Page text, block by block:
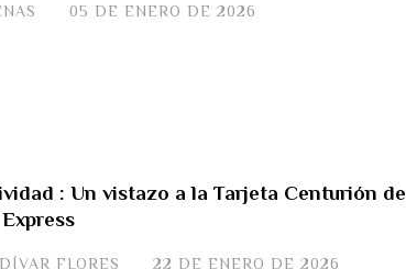
05 DE ENERO DE 2026
: Un vistazo a la Tarjeta Centurión de
FLORES 22 DE ENERO DE 2026